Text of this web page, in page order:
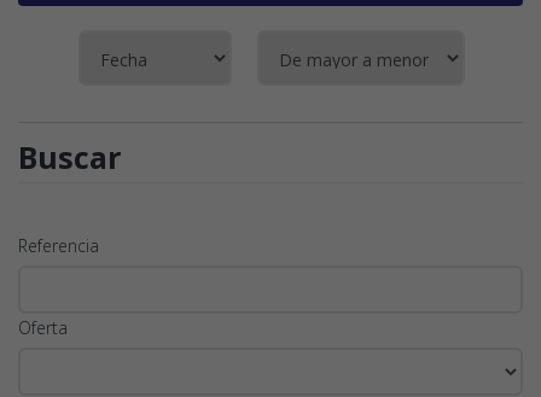
Buscar
Referencia
Oferta